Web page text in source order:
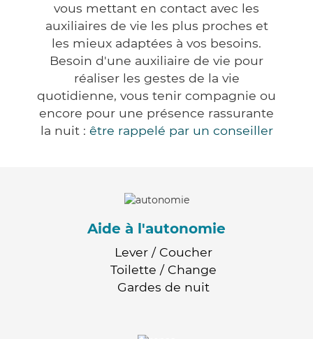
vous mettant en contact avec les
auxiliaires de vie les plus proches et
les mieux adaptées à vos besoins.
Besoin d'une auxiliaire de vie pour
réaliser les gestes de la vie
quotidienne, vous tenir compagnie ou
encore pour une présence rassurante
la nuit : être rappelé par un conseiller
Aide à l'autonomie
Lever / Coucher
Toilette / Change
Gardes de nuit